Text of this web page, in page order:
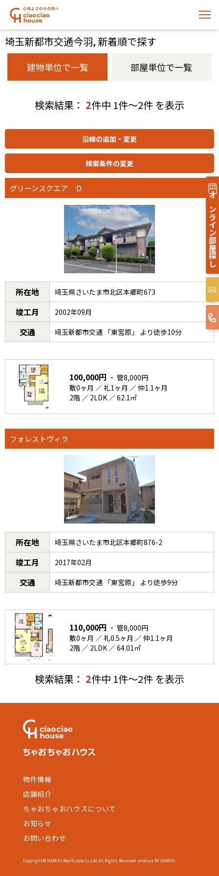
埼玉新都市交通今羽, 新着順で探す
建物単位で一覧 部屋単位で一覧
検索結果： 2件中 1件～2件 を表示
グリーンスクエア Ｄ
所在地 埼玉県さいたま市北区本郷町673
竣工月 2002年09月
交通 埼玉新都市交通 「東宮原」 より徒歩10分
100,000円 ・ 管8,000円
敷0ヶ月 ／ 礼1ヶ月 ／ 仲1.1ヶ月
2階 ／ 2LDK ／ 62.1㎡
フォレストヴィラ
所在地 埼玉県さいたま市北区本郷町876-2
竣工月 2017年02月
交通 埼玉新都市交通 「東宮原」 より徒歩9分
110,000円 ・ 管8,000円
敷0ヶ月 ／ 礼0.5ヶ月 ／ 仲1.1ヶ月
2階 ／ 2LDK ／ 64.01㎡
検索結果： 2件中 1件～2件 を表示
オンライン部屋探し
物件情報
店舗紹介
ちゃおちゃおハウスについて
お知らせ
お問い合わせ
Copyright © NAMIKI RealEstate Co.,Ltd All Rights Reserved. produce BY NAMIKI